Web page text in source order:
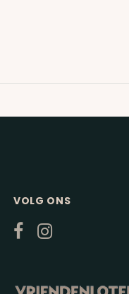
VOLG ONS